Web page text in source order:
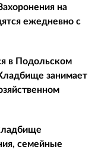
на
ежедневно с
в Подольском
занимает
семейные